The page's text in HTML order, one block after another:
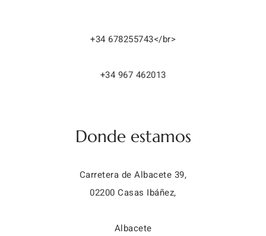
+34 678255743</br>
+34 967 462013
Donde estamos
Carretera de Albacete 39,
02200 Casas Ibáñez,
Albacete